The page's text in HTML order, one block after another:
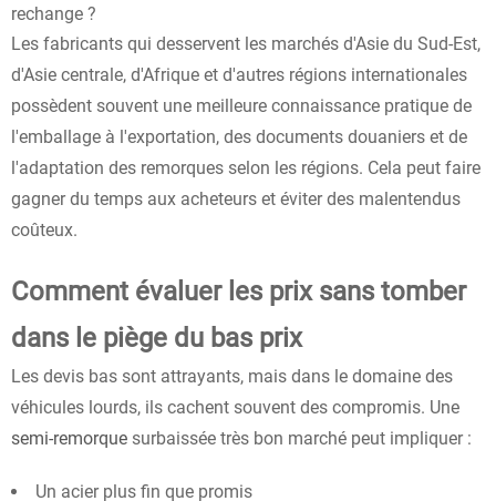
rechange ?
Les fabricants qui desservent les marchés d'Asie du Sud-Est,
d'Asie centrale, d'Afrique et d'autres régions internationales
possèdent souvent une meilleure connaissance pratique de
l'emballage à l'exportation, des documents douaniers et de
l'adaptation des remorques selon les régions. Cela peut faire
gagner du temps aux acheteurs et éviter des malentendus
coûteux.
Comment évaluer les prix sans tomber
dans le piège du bas prix
Les devis bas sont attrayants, mais dans le domaine des
véhicules lourds, ils cachent souvent des compromis. Une
semi-remorque surbaissée très bon marché peut impliquer :
Un acier plus fin que promis